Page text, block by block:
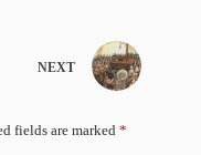
e
NEXT
fields are marked *